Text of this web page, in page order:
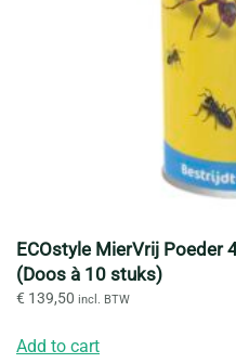
ECOstyle MierVrij Poeder
(Doos à 10 stuks)
€ 139,50 incl. BTW
Add to cart